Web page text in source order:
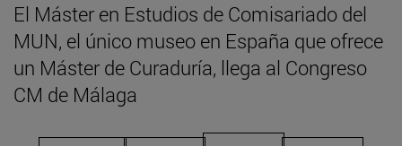
El Máster en Estudios de Comisariado del
MUN, el único museo en España que ofrece
un Máster de Curaduría, llega al Congreso
CM de Málaga